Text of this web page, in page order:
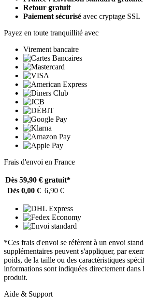
Retour gratuit
Paiement sécurisé avec cryptage SSL
Payez en toute tranquillité avec
Virement bancaire
Frais d'envoi en France
Dès 59,90 € gratuit*
Dès 0,00 € 6,90 €
*Ces frais d'envoi se réfèrent à un envoi
supplémentaires peuvent s'appliquer, par
poids, de la taille ou des caractéristiques
informations sont indiquées directement dans
produit.
Aide & Support